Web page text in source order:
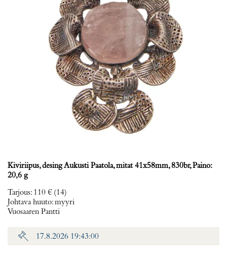
Kiviriipus, desing Aukusti Paatola, mitat 41x58mm, 830br, Paino:
20,6 g
Tarjous: 110 € (14)
Johtava huuto:myyri
Vuosaaren Pantti
17.8.2026 19:43:00